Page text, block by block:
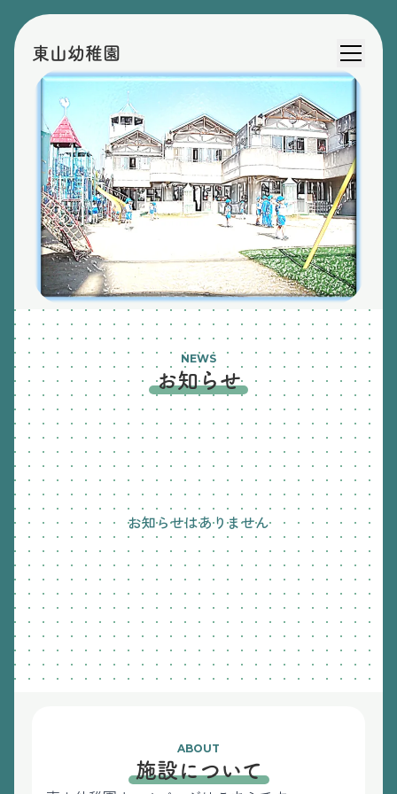
東山幼稚園
NEWS
お知らせ
お知らせはありません
ABOUT
施設について